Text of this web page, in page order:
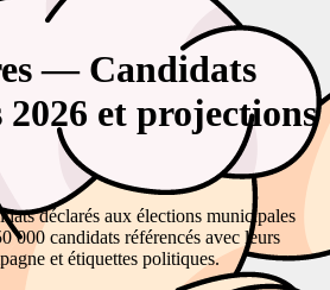
— Candidats
et projections
déclarés aux élections municipales
000 candidats référencés avec leurs
et étiquettes politiques.